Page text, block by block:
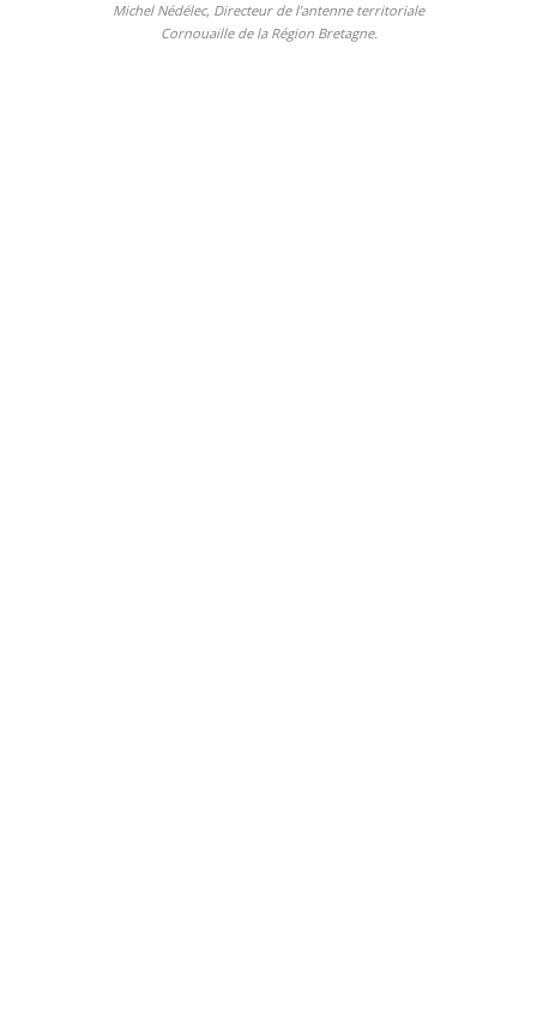
Michel Nédélec, Directeur de l’antenne territoriale
Cornouaille de la Région Bretagne.